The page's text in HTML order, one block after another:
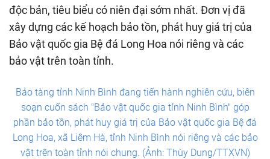
độc bản, tiêu biểu có niên đại sớm nhất. Đơn vị đã
xây dựng các kế hoạch bảo tồn, phát huy giá trị của
Bảo vật quốc gia Bệ đá Long Hoa nói riêng và các
bảo vật trên toàn tỉnh.
Bảo tàng tỉnh Ninh Bình đang tiến hành nghiên cứu, biên
soạn cuốn sách "Bảo vật quốc gia tỉnh Ninh Bình" góp
phần bảo tồn, phát huy giá trị của Bảo vật quốc gia Bệ đá
Long Hoa, xã Liêm Hà, tỉnh Ninh Bình nói riêng và các bảo
vật trên toàn tỉnh nói chung. (Ảnh: Thùy Dung/TTXVN)